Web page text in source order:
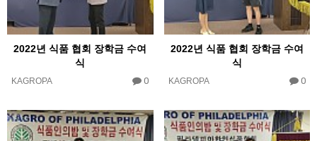
2022년 식품 협회 장학금 수여
식
KAGROPA 0
2022년 식품 협회 장학금 수여
식
KAGROPA 0